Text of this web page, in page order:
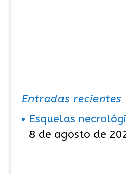
Entradas recientes
Esquelas
8 de agosto de